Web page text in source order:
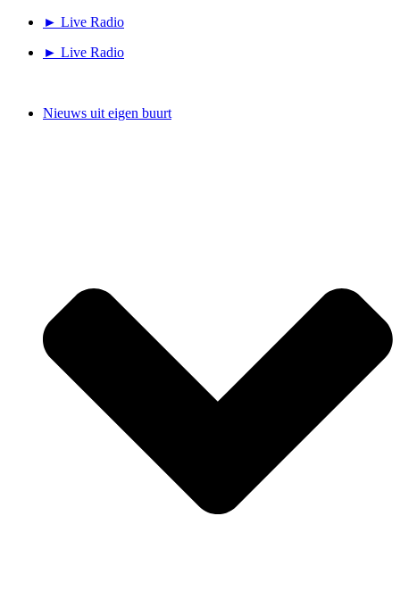
► Live Radio
► Live Radio
Nieuws uit eigen buurt